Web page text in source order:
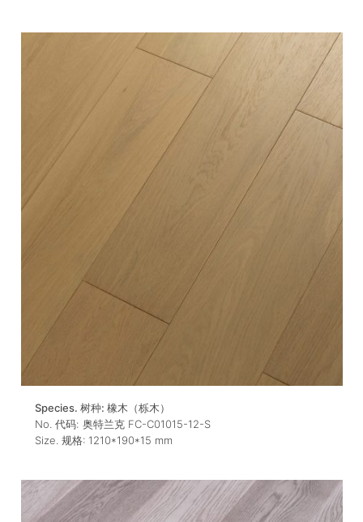
Species. 树种: 橡木（栎木）
No. 代码: 奥特兰克 FC-C01015-12-S
Size. 规格: 1210*190*15 mm